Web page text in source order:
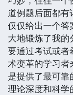
道例题后面都有
仅仅给出一个答
大地锻炼了我
要通过考试或者
术变革的学习者
是提供了最可
理论深度和科学